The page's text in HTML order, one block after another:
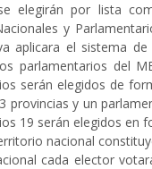
elegirán por lista
y
aplicara el sistema
parlamentarios del
serán elegidos de
provincias y un
19 serán elegidos en
nacional
cada elector